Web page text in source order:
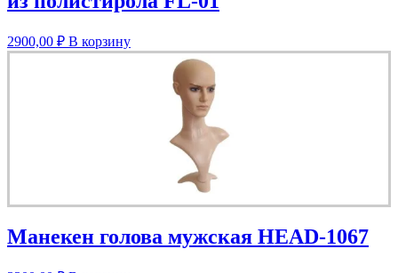
2900,00 ₽ В корзину
Манекен голова мужская HEAD-1067